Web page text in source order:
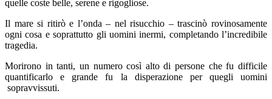
quelle coste belle, serene e rigogliose.
Il mare si ritirò e l’onda – nel risucchio – trascinò rovinosamente
ogni cosa e soprattutto gli uomini inermi, completando l’incredibile
tragedia.
Morirono in tanti, un numero così alto di persone che fu difficile
quantificarlo e grande fu la disperazione per quegli uomini
sopravvissuti.